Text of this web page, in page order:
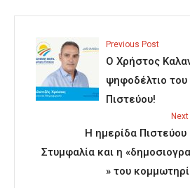
Previous Post
Ο Χρήστος
ψηφοδέλτιο
Πιστεύου!
Η ημερίδα Πιστεύου
Στυμφαλία και η
» του